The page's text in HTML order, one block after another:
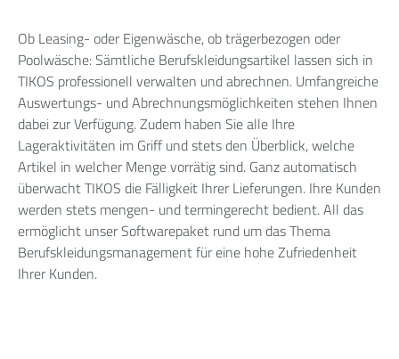
Ob Leasing- oder Eigenwäsche, ob trägerbezogen oder
Poolwäsche: Sämtliche Berufskleidungsartikel lassen sich in
TIKOS professionell verwalten und abrechnen. Umfangreiche
Auswertungs- und Abrechnungsmöglichkeiten stehen Ihnen
dabei zur Verfügung. Zudem haben Sie alle Ihre
Lageraktivitäten im Griff und stets den Überblick, welche
Artikel in welcher Menge vorrätig sind. Ganz automatisch
überwacht TIKOS die Fälligkeit Ihrer Lieferungen. Ihre Kunden
werden stets mengen- und termingerecht bedient. All das
ermöglicht unser Softwarepaket rund um das Thema
Berufskleidungsmanagement für eine hohe Zufriedenheit
Ihrer Kunden.